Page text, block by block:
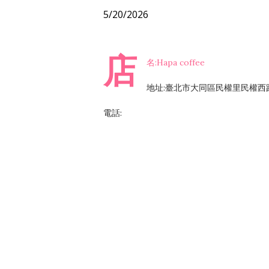
5/20/2026
店 名:Hapa coffee
地址:臺北市大同區民權里民權西
電話: